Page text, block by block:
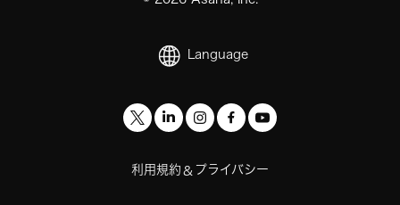
Language
利用規約 & プライバシー